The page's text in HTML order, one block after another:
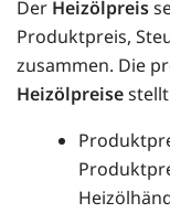
Der Heizölpreis
Produktpreis,
zusammen. Die
Heizölpreise